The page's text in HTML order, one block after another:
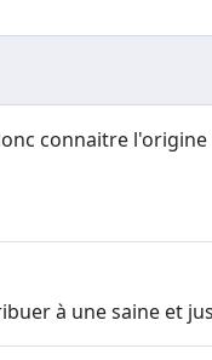
connaitre
à une saine et